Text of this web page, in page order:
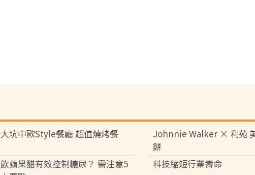
大坑中歐Style餐廳 超值燒烤餐
Johnnie Walker × 利苑
餅
飲蘋果醋有效控制糖尿？ 需注意5
科技縮短行業壽命